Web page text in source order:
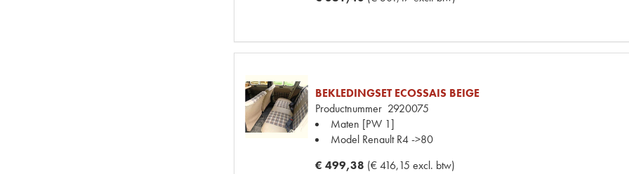
BEKLEDINGSET ECOSSAIS BEIGE
Productnummer 2920075
Maten [PW 1]
Model Renault R4 ->80
€ 499,38 (€ 416,15 excl. btw)